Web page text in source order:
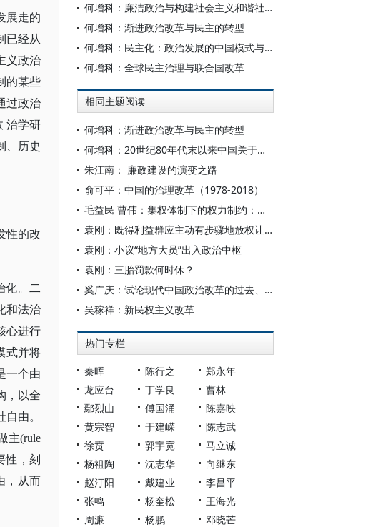
展走的
已经从
义政治
的某些
过政治
治学研
、历史
性的改
化。二
和法治
心进行
式并将
一个由
，以全
由。
主(rule
性，刻
，从而
何增科：廉洁政治与构建社会主义和谐社会
何增科：渐进政治改革与民主的转型
何增科：民主化：政治发展的中国模式与道路
何增科：全球民主治理与联合国改革
相同主题阅读
何增科：渐进政治改革与民主的转型
何增科：20世纪80年代末以来中国关于政治改革和民主化的探讨
朱江南： 廉政建设的演变之路
俞可平：中国的治理改革（1978-2018）
毛益民 曹伟：集权体制下的权力制约：理论与实践”会议综述
袁刚：既得利益群应主动有步骤地放权让利
袁刚：小议“地方大员”出入政治中枢
袁刚：三胎罚款何时休？
奚广庆：试论现代中国政治改革的过去、现在和未来
吴稼祥：新民权主义改革
热门专栏
秦晖 陈行之
郑永年
龙应台
丁学良
曹林
鄢烈山
傅国涌
陈嘉映
黄宗智
于建嵘
陈志武
徐贲
郭宇宽
马立诚
杨祖陶
沈志华
向继东
赵汀阳
戴建业
李昌平
张鸣
杨奎松
王海光
周濂
杨鹏
邓晓芒